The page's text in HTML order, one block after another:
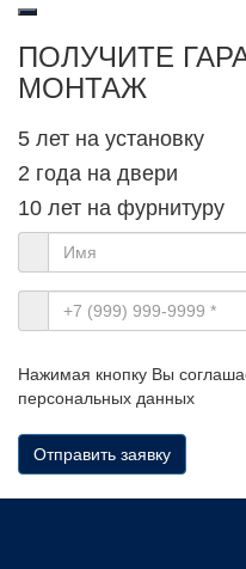
ПОЛУЧИТЕ
МОНТАЖ
5 лет на установку
2 года на двери
10 лет на фурнитуру
Нажимая кнопку Вы
персональных данных
Отправить заявку